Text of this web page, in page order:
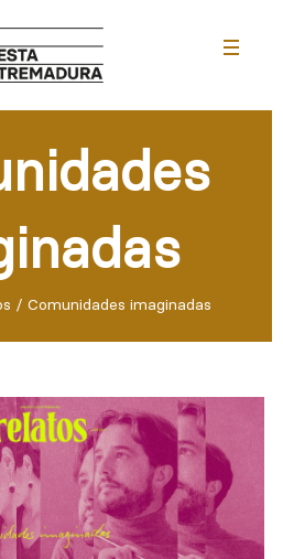
/ Comunidades imaginadas